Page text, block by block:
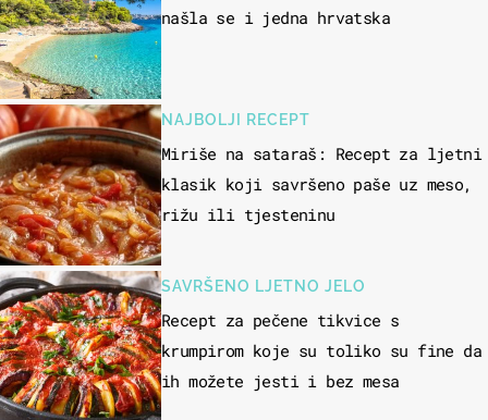
našla se i jedna hrvatska
NAJBOLJI RECEPT
Miriše na sataraš: Recept za ljetni
klasik koji savršeno paše uz meso,
rižu ili tjesteninu
SAVRŠENO LJETNO JELO
Recept za pečene tikvice s
krumpirom koje su toliko su fine da
ih možete jesti i bez mesa